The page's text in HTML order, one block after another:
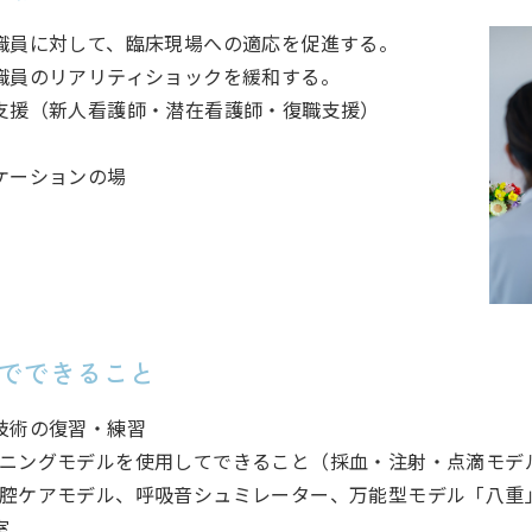
に対して、臨床現場への適応を促進する。
のリアリティショックを緩和する。
（新人看護師・潜在看護師・復職支援）
ーションの場
できること
術の復習・練習
ングモデルを使用してできること（採血・注射・点滴モ
ケアモデル、呼吸音シュミレーター、万能型モデル「八重